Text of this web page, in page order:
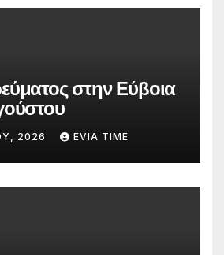
στην Εύβοια
2026 EVIA TIME